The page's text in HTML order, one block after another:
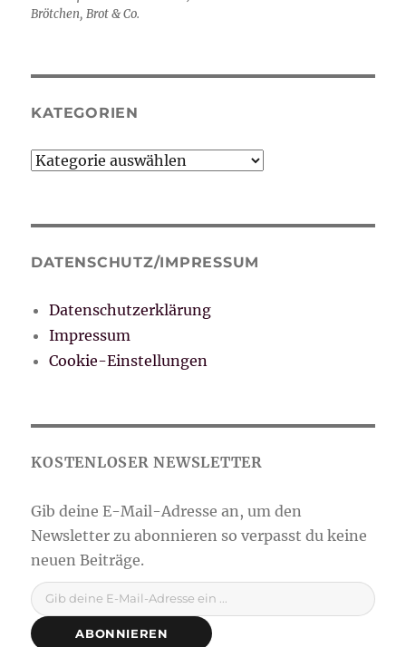
Brötchen, Brot & Co.
KATEGORIEN
Kategorien
DATENSCHUTZ/IMPRESSUM
Datenschutzerklärung
Impressum
Cookie-Einstellungen
Gib deine E-Mail-Adresse ein ...
ABONNIEREN